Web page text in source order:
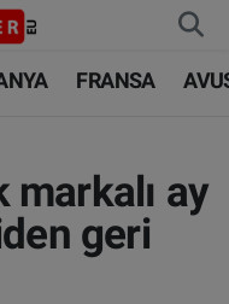
FRANSA
markalı ay
geri